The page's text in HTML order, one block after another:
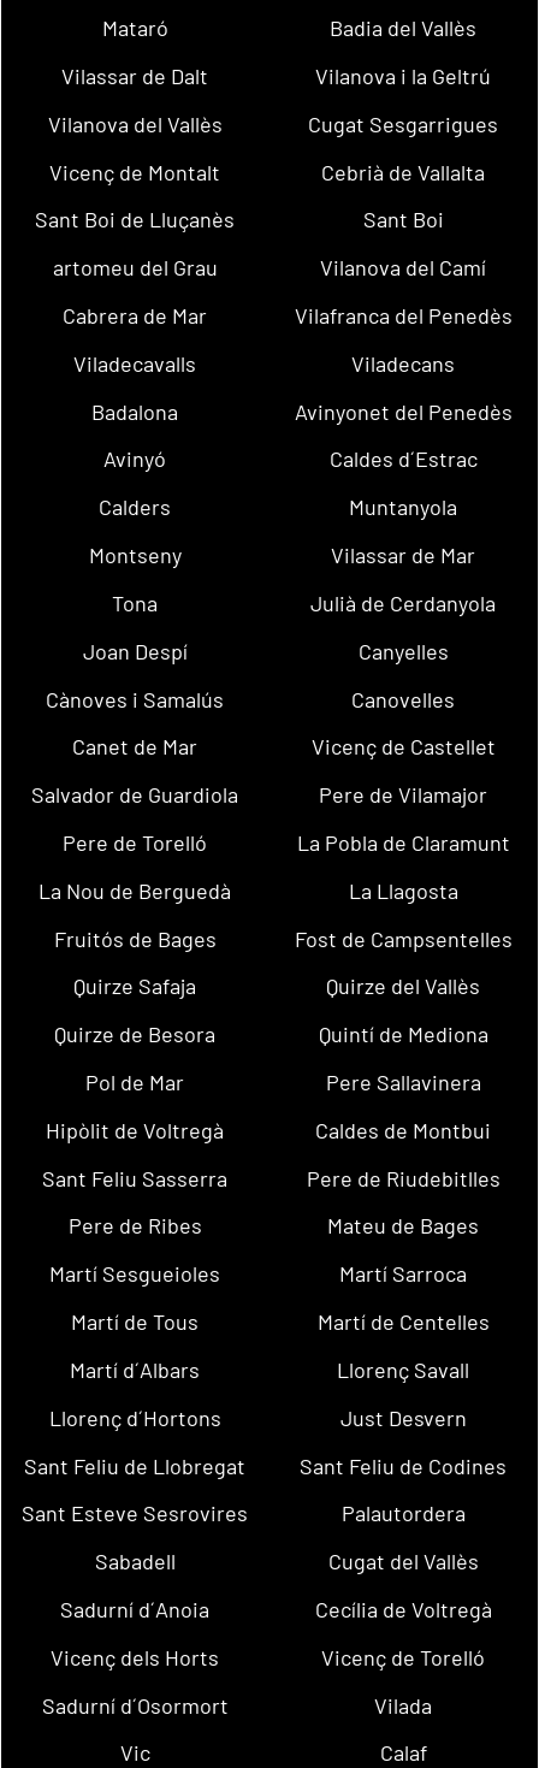
Mataró
Badia del Vallès
Vilassar de Dalt
Vilanova i la Geltrú
Vilanova del Vallès
Cugat Sesgarrigues
Vicenç de Montalt
Cebrià de Vallalta
Sant Boi de Lluçanès
Sant Boi
artomeu del Grau
Vilanova del Camí
Cabrera de Mar
Vilafranca del Penedès
Viladecavalls
Viladecans
Badalona
Avinyonet del Penedès
Avinyó
Caldes d´Estrac
Calders
Muntanyola
Montseny
Vilassar de Mar
Tona
Julià de Cerdanyola
Joan Despí
Canyelles
Cànoves i Samalús
Canovelles
Canet de Mar
Vicenç de Castellet
Salvador de Guardiola
Pere de Vilamajor
Pere de Torelló
La Pobla de Claramunt
La Nou de Berguedà
La Llagosta
Fruitós de Bages
Fost de Campsentelles
Quirze Safaja
Quirze del Vallès
Quirze de Besora
Quintí de Mediona
Pol de Mar
Pere Sallavinera
Hipòlit de Voltregà
Caldes de Montbui
Sant Feliu Sasserra
Pere de Riudebitlles
Pere de Ribes
Mateu de Bages
Martí Sesgueioles
Martí Sarroca
Martí de Tous
Martí de Centelles
Martí d´Albars
Llorenç Savall
Llorenç d´Hortons
Just Desvern
Sant Feliu de Llobregat
Sant Feliu de Codines
Sant Esteve Sesrovires
Palautordera
Sabadell
Cugat del Vallès
Sadurní d´Anoia
Cecília de Voltregà
Vicenç dels Horts
Vicenç de Torelló
Sadurní d´Osormort
Vilada
Vic
Calaf